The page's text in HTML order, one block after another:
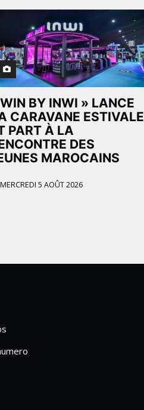
BY INWI » LANCE
CARAVANE ESTIVALE
PART À LA
DES
MAROCAINS
5 AOÛT 2026